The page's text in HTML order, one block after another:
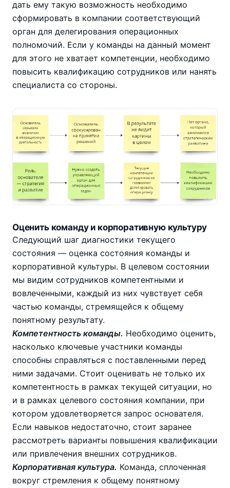
дать ему такую возможность необходимо
сформировать в компании соответствующий
орган для делегирования операционных
полномочий. Если у команды на данный момент
для этого не хватает компетенции, необходимо
повысить квалификацию сотрудников или нанять
специалиста со стороны.
Оценить команду и корпоративную культуру
Следующий шаг диагностики текущего
состояния — оценка состояния команды и
корпоративной культуры. В целевом состоянии
мы видим сотрудников компетентными и
вовлеченными, каждый из них чувствует себя
частью команды, стремящейся к общему
понятному результату.
Компетентность команды. Необходимо оценить,
насколько ключевые участники команды
способны справляться с поставленными перед
ними задачами. Стоит оценивать не только их
компетентность в рамках текущей ситуации, но
и в рамках целевого состояния компании, при
котором удовлетворяется запрос основателя.
Если навыков недостаточно, стоит заранее
рассмотреть варианты повышения квалификации
или привлечения внешних сотрудников.
Корпоративная культура. Команда, сплоченная
вокруг стремления к общему понятному